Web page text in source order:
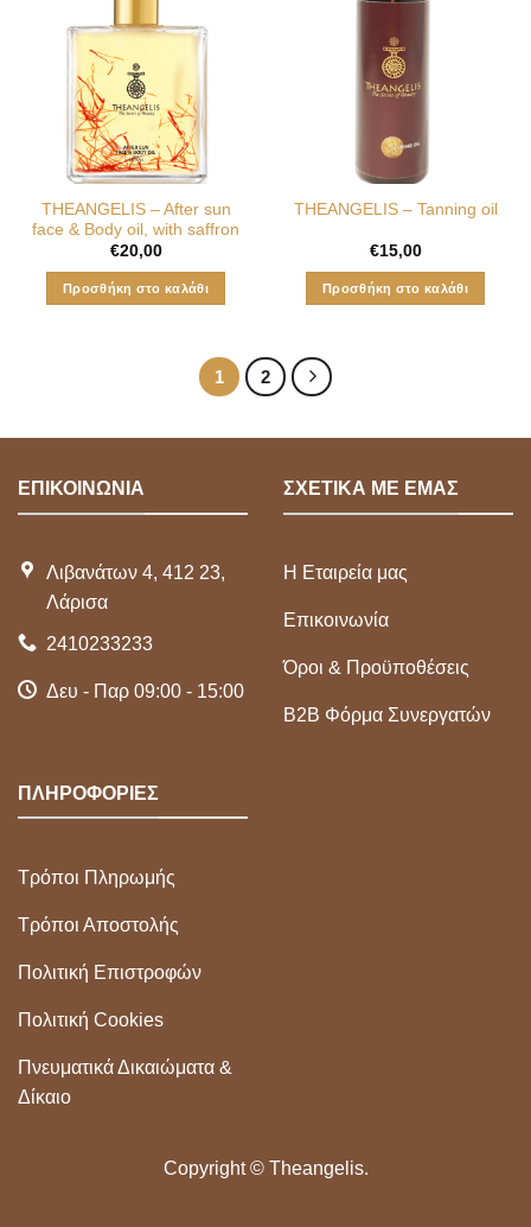
ΤHEANGELIS – After sun
face & Body oil, with saffron
€20,00
Προσθήκη στο καλάθι
ΤHEANGELIS – Tanning oil
€15,00
Προσθήκη στο καλάθι
1 2
ΕΠΙΚΟΙΝΩΝΙΑ
Λιβανάτων 4, 412 23,
Λάρισα
2410233233
Δευ - Παρ 09:00 - 15:00
ΣΧΕΤΙΚΑ ΜΕ ΕΜΑΣ
Η Εταιρεία μας
Επικοινωνία
Όροι & Προϋποθέσεις
Β2Β Φόρμα Συνεργατών
ΠΛΗΡΟΦΟΡΙΕΣ
Τρόποι Πληρωμής
Τρόποι Αποστολής
Πολιτική Επιστροφών
Πολιτική Cookies
Πνευματικά Δικαιώματα &
Δίκαιο
Copyright © Theangelis.